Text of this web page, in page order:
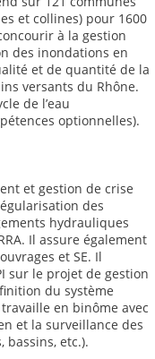
et collines) pour 1600
à la gestion
des inondations en
et de quantité de la
versants du Rhône.
de l’eau
optionnelles).
et gestion de crise
des
hydrauliques
Il assure également
et SE. Il
sur le projet de gestion
du système
en binôme avec
et la surveillance des
bassins, etc.).